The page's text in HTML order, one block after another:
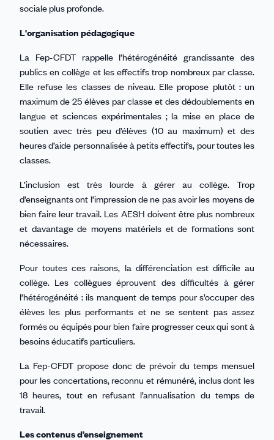
sociale plus profonde.
L'organisation pédagogique
La Fep-CFDT rappelle l’hétérogénéité grandissante des
publics en collège et les effectifs trop nombreux par classe.
Elle refuse les classes de niveau. Elle propose plutôt : un
maximum de 25 élèves par classe et des dédoublements en
langue et sciences expérimentales ; la mise en place de
soutien avec très peu d’élèves (10 au maximum) et des
heures d’aide personnalisée à petits effectifs, pour toutes les
classes.
L’inclusion est très lourde à gérer au collège. Trop
d’enseignants ont l’impression de ne pas avoir les moyens de
bien faire leur travail. Les AESH doivent être plus nombreux
et davantage de moyens matériels et de formations sont
nécessaires.
Pour toutes ces raisons, la différenciation est difficile au
collège. Les collègues éprouvent des difficultés à gérer
l’hétérogénéité : ils manquent de temps pour s’occuper des
élèves les plus performants et ne se sentent pas assez
formés ou équipés pour bien faire progresser ceux qui sont à
besoins éducatifs particuliers.
La Fep-CFDT propose donc de prévoir du temps mensuel
pour les concertations, reconnu et rémunéré, inclus dont les
18 heures, tout en refusant l’annualisation du temps de
travail.
Les contenus d’enseignement